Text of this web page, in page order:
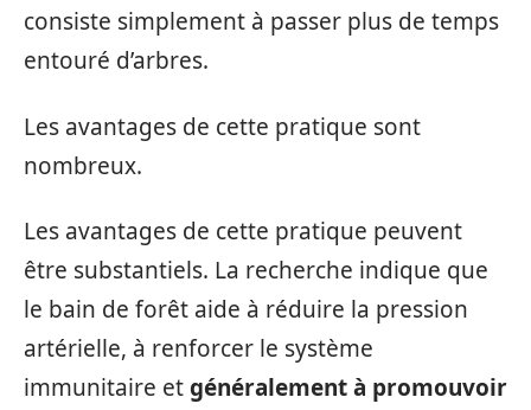
consiste simplement à passer plus de temps
entouré d’arbres.
Les avantages de cette pratique sont
nombreux.
Les avantages de cette pratique peuvent
être substantiels. La recherche indique que
le bain de forêt aide à réduire la pression
artérielle, à renforcer le système
immunitaire etgénéralement à promouvoir